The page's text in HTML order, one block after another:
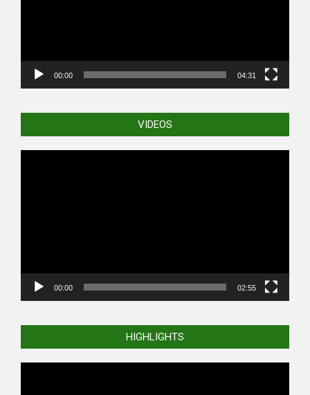
00:00 04:31
VIDEOS
00:00 02:55
HIGHLIGHTS